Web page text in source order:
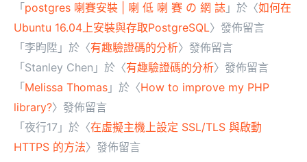
「 postgres 喇賽安裝 | 喇 低 喇 賽 の 網 誌 」於〈如何在
Ubuntu 16.04上安裝與存取PostgreSQL〉發佈留言
「 李昀陞 」於〈有趣驗證碼的分析〉發佈留言
「 Stanley Chen 」於〈有趣驗證碼的分析〉發佈留言
「 Melissa Thomas 」於〈How to improve my PHP
library?〉發佈留言
「 夜行17 」於〈在虛擬主機上設定 SSL/TLS 與啟動
HTTPS 的方法〉發佈留言